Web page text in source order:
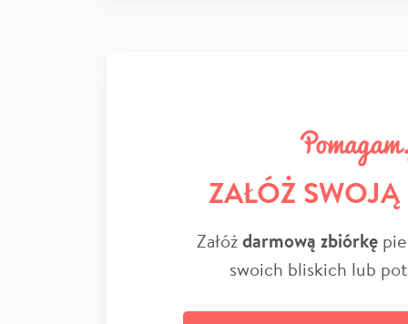
ZAŁÓŻ
Załóżdarmową zbiórkę
swoich bliskich lub